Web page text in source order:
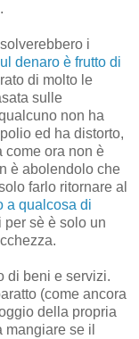
i
denaro è frutto di
di molto le
sulle
non ha
ed ha distorto,
come ora non è
è abolendolo che
farlo ritornare al
a qualcosa di
per sè è solo un
di beni e servizi.
(come ancora
della propria
se il